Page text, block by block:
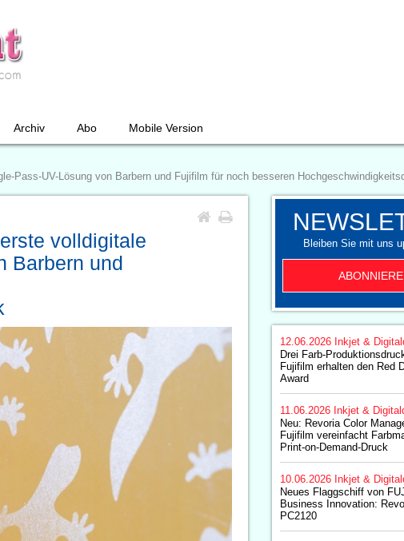
Archiv Abo Mobile Version
Pass-UV-Lösung von Barbern und Fujifilm für noch besseren
volldigitale
Barbern und
Bleiben Sie mit uns
12.06.2026 Inkjet &
Drei Farb-
Fujifilm erhalten den Red
Award
11.06.2026 Inkjet &
Neu: Revoria Color
Fujifilm vereinfacht
Print-on-Demand-Druck
10.06.2026 Inkjet &
Neues Flaggschiff von
Business Innovation:
PC2120